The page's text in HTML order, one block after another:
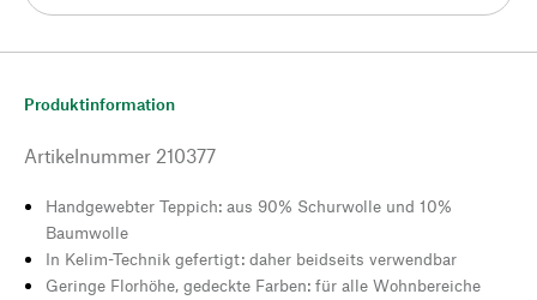
Produktinformation
Artikelnummer 210377
Handgewebter Teppich: aus 90% Schurwolle und 10%
Baumwolle
In Kelim-Technik gefertigt: daher beidseits verwendbar
Geringe Florhöhe, gedeckte Farben: für alle Wohnbereiche